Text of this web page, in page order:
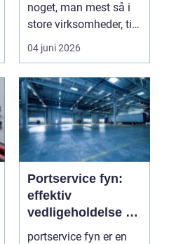
noget, man mest så i
store virksomheder, til i
dag at væ...
04 juni 2026
Portservice fyn:
effektiv
vedligeholdelse og
reparation
portservice fyn er en